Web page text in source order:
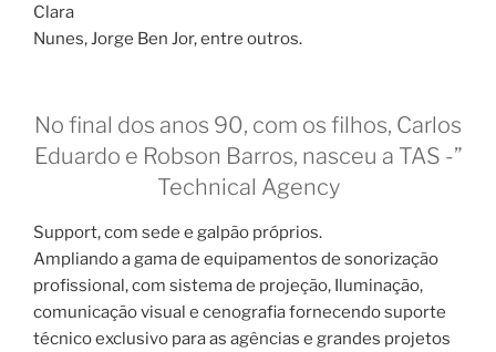
Clara
Nunes, Jorge Ben Jor, entre outros.
No final dos anos 90, com os filhos, Carlos
Eduardo e Robson Barros, nasceu a TAS -”
Technical Agency
Support, com sede e galpão próprios.
Ampliando a gama de equipamentos de sonorização
profissional, com sistema de projeção, Iluminação,
comunicação visual e cenografia fornecendo suporte
técnico exclusivo para as agências e grandes projetos